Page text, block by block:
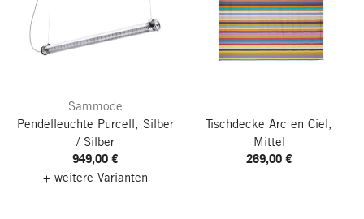
Sammode
Pendelleuchte Purcell, Silber
/ Silber
949,00 €
+ weitere Varianten
Tischdecke Arc en Ciel,
Mittel
269,00 €